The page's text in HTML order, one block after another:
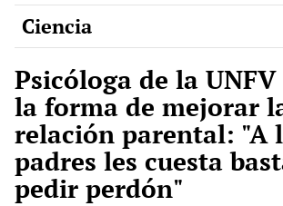
Ciencia
Psicóloga de la
la forma de mejorar
relación parental: "A
padres les cuesta
pedir perdón"